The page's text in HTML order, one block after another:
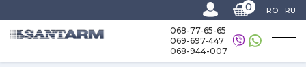
0 RO RU
068-77-65-65
069-697-447
068-944-007